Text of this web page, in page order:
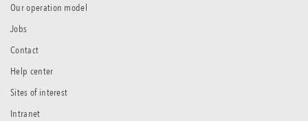
Our operation model
Jobs
Contact
Help center
Sites of interest
Intranet